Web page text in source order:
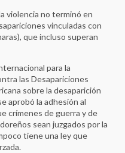
violencia no terminó en
vinculadas con
que incluso superan
para la
las Desapariciones
sobre la desaparición
aprobó la adhesión al
crímenes de guerra y de
sean juzgados por la
tiene una ley que